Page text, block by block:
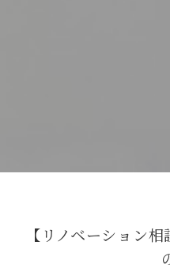
【リノベーション